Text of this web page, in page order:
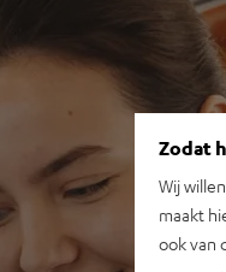
Zodat
Wij
maakt
ook van